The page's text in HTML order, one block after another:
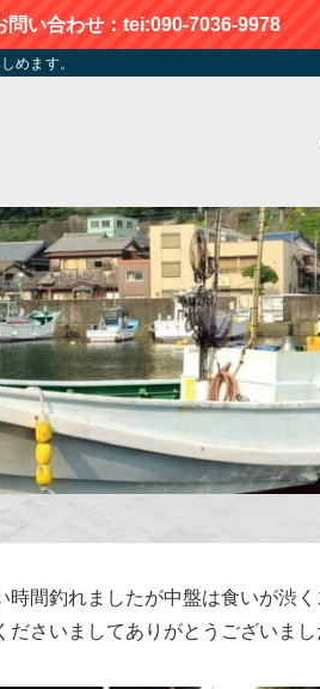
問い合わせ：tei:090-7036-9978
めます。
間釣れましたが中盤は食いが渋
さいましてありがとうございまし